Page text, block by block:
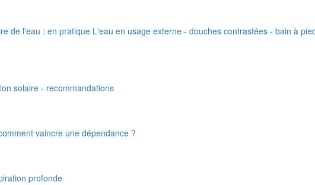
de l'eau : en pratique L'eau en usage externe - douches contrastées - bain à
solaire - recommandations
vaincre une dépendance ?
profonde